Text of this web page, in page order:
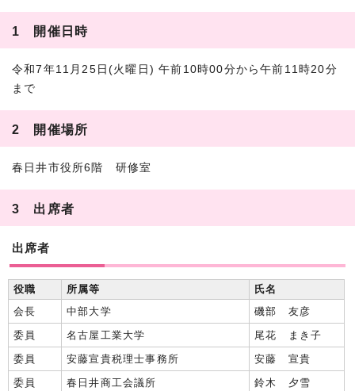
1 開催日時
令和7年11月25日(火曜日) 午前10時00分から午前11時20分
まで
2 開催場所
春日井市役所6階 研修室
3 出席者
出席者
役職 所属等
氏名
会長
中部大学
磯部 友彦
委員
名古屋工業大学
尾花 まき子
委員
安藤宣貴税理士事務所
安藤 宣貴
委員
春日井商工会議所
鈴木 夕雪